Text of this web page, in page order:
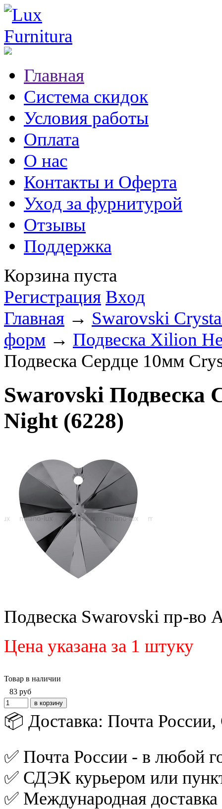
Главная
Система скидок
Условия работы
Оплата
О нас
Контакты и Оферта
Уход за фурнитурой
Отзывы
Поддержка
Корзина пуста
Регистрация Вход
Главная → Swarovski
форм → Подвеска Xilion
Подвеска Сердце 10мм
Swarovski Подвеска
Night (6228)
Подвеска Swarovski пр-во
Цена указана за 1 штуку
Товар в наличии
83 руб
📦 Доставка: Почта
✅ Почта России - в любой
✅ СДЭК курьером или
✅ Международная